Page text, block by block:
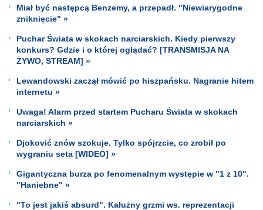
Miał być następcą Benzemy, a przepadł. "Niewiarygodne
zniknięcie" »
Puchar Świata w skokach narciarskich. Kiedy pierwszy
konkurs? Gdzie i o której oglądać? [TRANSMISJA NA
ŻYWO, STREAM] »
Lewandowski zaczął mówić po hiszpańsku. Nagranie hitem
internetu »
Uwaga! Alarm przed startem Pucharu Świata w skokach
narciarskich »
Djoković znów szokuje. Tylko spójrzcie, co zrobił po
wygraniu seta [WIDEO] »
Gigantyczna burza po fenomenalnym występie w "1 z 10".
"Haniebne" »
"To jest jakiś absurd". Kałużny grzmi ws. reprezentacji